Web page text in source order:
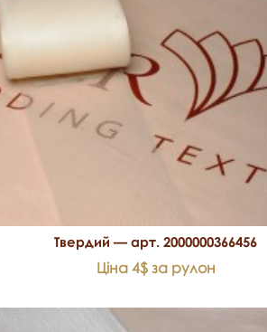
Твердий — арт. 2000000366456
Ціна 4$ за рулон